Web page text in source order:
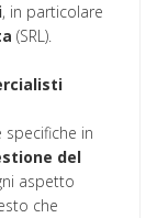
, in particolare
(SRL).
in
del
aspetto
che